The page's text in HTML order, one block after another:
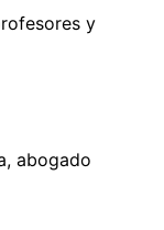
y
abogado